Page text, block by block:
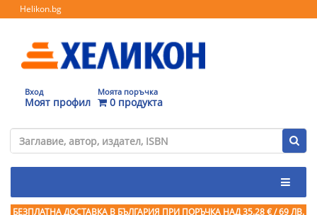
Helikon.bg
Вход
Моят профил
Моята поръчка
0 продукта
БЕЗПЛАТНА ДОСТАВКА В БЪЛГАРИЯ ПРИ ПОРЪЧКА НАД 35.28 € / 69 ЛВ.